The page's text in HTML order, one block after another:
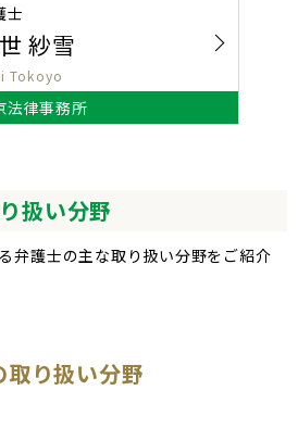
法律事務所
士
紗雪
Tokoyo
扱い分野
弁護士の主な取り扱い分野をご紹介
り扱い分野